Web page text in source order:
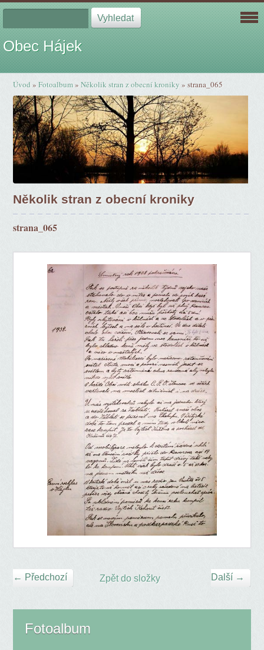
Obec Hájek
Úvod »Fotoalbum»Několik stran z obecní kroniky »strana_065
Několik stran z obecní kroniky
strana_065
← Předchozí Další →
Zpět do složky
Fotoalbum